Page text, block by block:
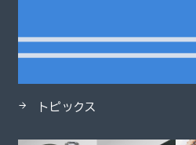
トピックス